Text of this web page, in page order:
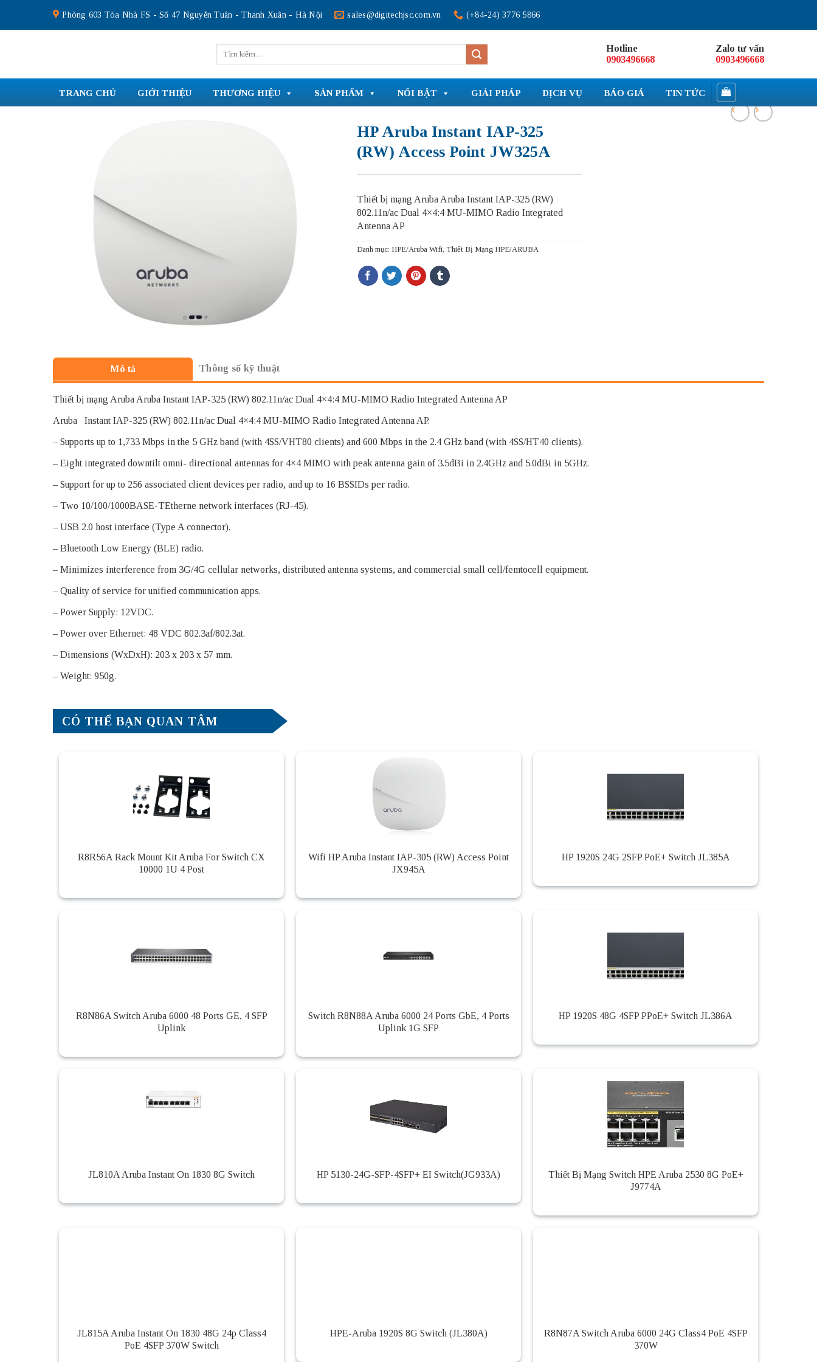
content
Phòng 603 Tòa Nhà FS - Số 47 Nguyễn Tuân - Thanh Xuân - Hà Nội sales@digitechjsc.com.vn (+84-24) 3776 5866
kiếm:
Hotline
0903496668
Zalo tư vấn
0903496668
TRANG CHỦ GIỚI THIỆU THƯƠNG HIỆU SẢN PHẨM NỔI BẬT GIẢI PHÁP DỊCH VỤ BÁO GIÁ TIN TỨC
HP Aruba Instant IAP-325
(RW) Access Point JW325A
Thiết bị mạng Aruba Aruba Instant IAP-325 (RW)
802.11n/ac Dual 4×4:4 MU-MIMO Radio Integrated
Antenna AP
Danh mục: HPE/Aruba Wifi, Thiết Bị Mạng HPE/ARUBA
Mô tả Thông số kỹ thuật
Thiết bị mạng Aruba Aruba Instant IAP-325 (RW) 802.11n/ac Dual 4×4:4 MU-MIMO Radio Integrated Antenna AP
Aruba Instant IAP-325 (RW) 802.11n/ac Dual 4×4:4 MU-MIMO Radio Integrated Antenna AP.
– Supports up to 1,733 Mbps in the 5 GHz band (with 4SS/VHT80 clients) and 600 Mbps in the 2.4 GHz band (with 4SS/HT40 clients).
– Eight integrated downtilt omni- directional antennas for 4×4 MIMO with peak antenna gain of 3.5dBi in 2.4GHz and 5.0dBi in 5GHz.
– Support for up to 256 associated client devices per radio, and up to 16 BSSIDs per radio.
– Two 10/100/1000BASE-TEtherne network interfaces (RJ-45).
– USB 2.0 host interface (Type A connector).
– Bluetooth Low Energy (BLE) radio.
– Minimizes interference from 3G/4G cellular networks, distributed antenna systems, and commercial small cell/femtocell equipment.
– Quality of service for unified communication apps.
– Power Supply: 12VDC.
– Power over Ethernet: 48 VDC 802.3af/802.3at.
– Dimensions (WxDxH): 203 x 203 x 57 mm.
– Weight: 950g.
CÓ THỂ BẠN QUAN TÂM
R8R56A Rack Mount Kit Aruba For Switch CX
10000 1U 4 Post
Wifi HP Aruba Instant IAP-305 (RW) Access Point
JX945A
HP 1920S 24G 2SFP PoE+ Switch JL385A
R8N86A Switch Aruba 6000 48 Ports GE, 4 SFP
Uplink
Switch R8N88A Aruba 6000 24 Ports GbE, 4 Ports
Uplink 1G SFP
HP 1920S 48G 4SFP PPoE+ Switch JL386A
JL810A Aruba Instant On 1830 8G Switch HP 5130-24G-SFP-4SFP+ EI Switch(JG933A)
Thiết Bị Mạng Switch HPE Aruba 2530 8G PoE+
J9774A
JL815A Aruba Instant On 1830 48G 24p Class4
PoE 4SFP 370W Switch
HPE-Aruba 1920S 8G Switch (JL380A)
R8N87A Switch Aruba 6000 24G Class4 PoE 4SFP
370W